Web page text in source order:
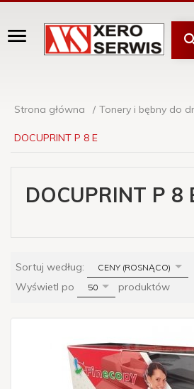
Strona główna Tonery i bębny do
DOCUPRINT P 8 E
DOCUPRINT P 8
Sortuj według: sortCENY (ROSNĄCO)
Wyświetl po pop
50 produktów